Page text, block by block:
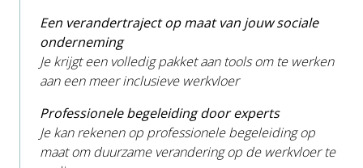
Een verandertraject op maat van jouw sociale
onderneming
Je krijgt een volledig pakket aan tools om te werken
aan een meer inclusieve werkvloer
Professionele begeleiding door experts
Je kan rekenen op professionele begeleiding op
maatom duurzameveranderingop de werkvloer te